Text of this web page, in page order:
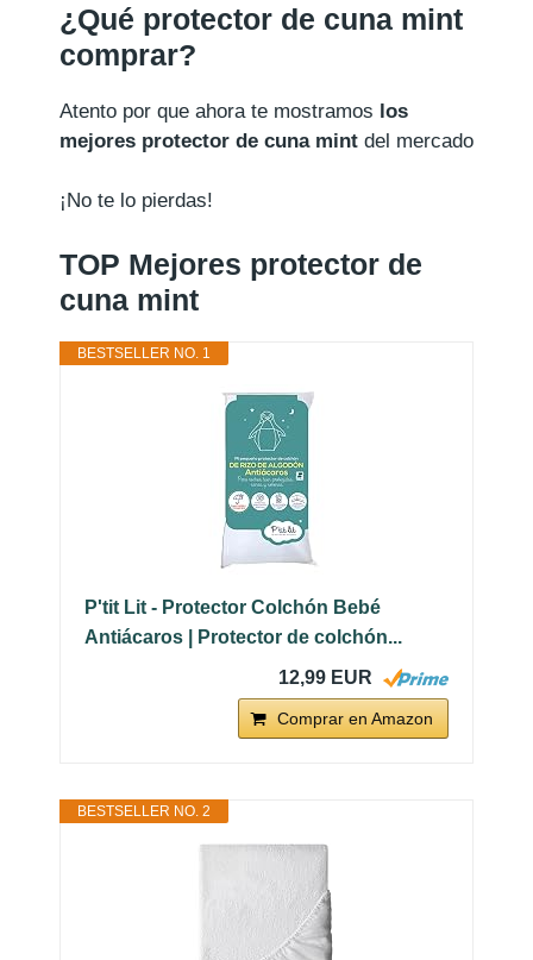
¿Qué protector de cuna mint
comprar?
Atento por que ahora te mostramos los
mejores protector de cuna mint del mercado
¡No te lo pierdas!
TOP Mejores protector de
cuna mint
BESTSELLER NO. 1
P'tit Lit - Protector Colchón Bebé
Antiácaros | Protector de colchón...
12,99 EUR
Comprar en Amazon
BESTSELLER NO. 2